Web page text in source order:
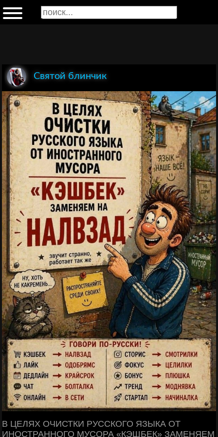
Святой блинчик
В ЦЕЛЯХ ОЧИСТКИ РУССКОГО ЯЗЫКА ОТ
ИНОСТРАННОГО МУСОРА «КЭШБЕК» ЗАМЕНЯЕМ